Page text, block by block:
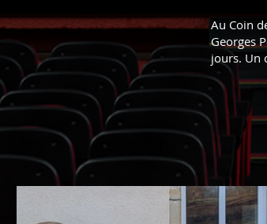
Au Coin
Georges
jours. Un